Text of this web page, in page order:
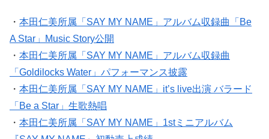
・ 本田仁美所属「SAY MY NAME」アルバム収録曲「Be
A Star」Music Story公開
・ 本田仁美所属「SAY MY NAME」アルバム収録曲
「Goldilocks Water」パフォーマンス披露
・ 本田仁美所属「SAY MY NAME」it’s live出演 バラード
「Be a Star」生歌熱唱
・ 本田仁美所属「SAY MY NAME」1stミニアルバム